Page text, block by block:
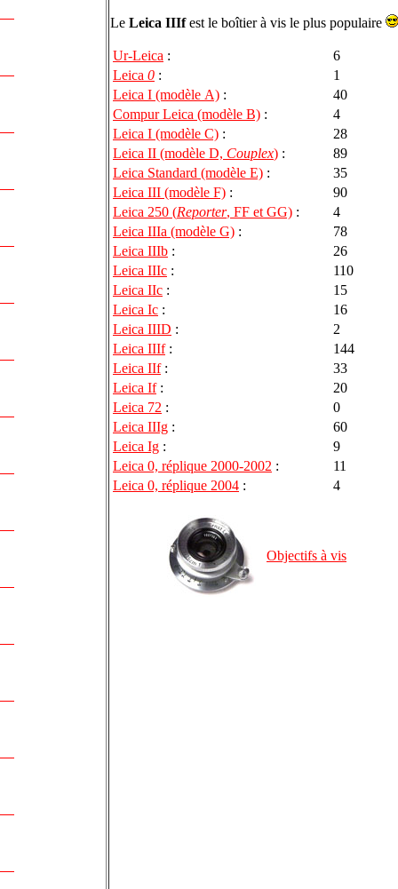
Le Leica IIIfest le boîtier à vis le plus populaire
Ur-Leica :
6
Leica 0 :
1
Leica I (modèle A) :
40
Compur Leica (modèle B) :
4
Leica I (modèle C) :
28
Leica II (modèle D, Couplex) :
89
Leica Standard (modèle E) :
35
Leica III (modèle F) :
90
Leica 250 (Reporter, FF et GG) :
4
Leica IIIa (modèle G) :
78
Leica IIIb :
26
Leica IIIc :
110
Leica IIc :
15
Leica Ic :
16
Leica IIID :
2
Leica IIIf:
144
Leica IIf:
33
Leica If:
20
Leica 72 :
0
Leica IIIg :
60
Leica Ig :
9
Leica 0, réplique 2000-2002 :
11
Leica 0, réplique 2004 : 4
Objectifs à vis